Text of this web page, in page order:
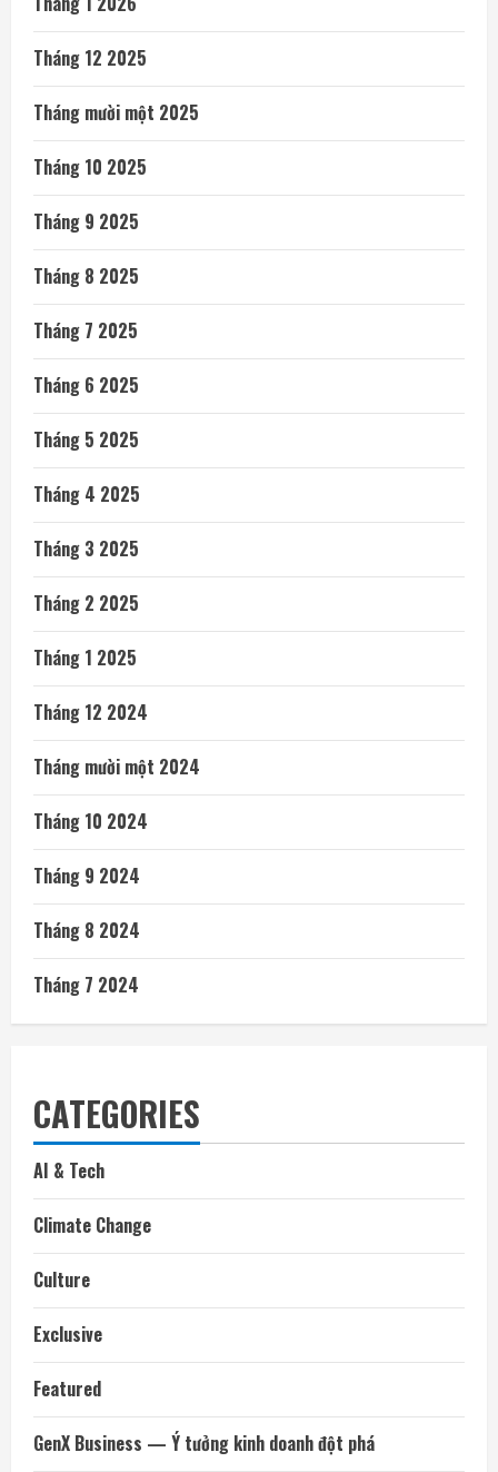
Tháng 12 2025
Tháng mười một 2025
Tháng 10 2025
Tháng 9 2025
Tháng 8 2025
Tháng 7 2025
Tháng 6 2025
Tháng 5 2025
Tháng 4 2025
Tháng 3 2025
Tháng 2 2025
Tháng 1 2025
Tháng 12 2024
Tháng mười một 2024
Tháng 10 2024
Tháng 9 2024
Tháng 8 2024
Tháng 7 2024
CATEGORIES
AI & Tech
Climate Change
Culture
Exclusive
Featured
GenX Business — Ý tưởng kinh doanh đột phá